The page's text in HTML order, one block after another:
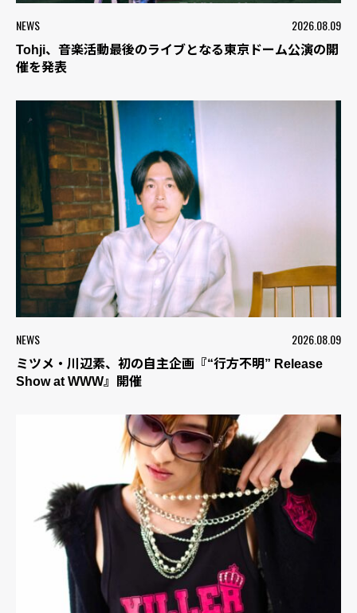
NEWS 2026.08.09
Tohji、音楽活動最後のライブとなる東京ドーム公演の開
催を発表
NEWS 2026.08.09
ミツメ・川辺素、初の自主企画『“行方不明” Release
Show at WWW』開催